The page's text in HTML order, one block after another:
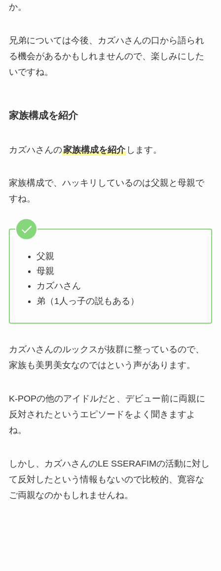
か。
兄弟については今後、カズハさんの口から語られ
る機会があるかもしれませんので、楽しみにした
いですね。
家族構成を紹介
カズハさんの家族構成を紹介します。
家族構成で、ハッキリしているのは父親と母親で
すね。
父親
母親
カズハさん
弟（1人っ子の説もある）
カズハさんのルックスが抜群に整っているので、
家族も美男美女なのではという声があります。
K-POPの他のアイドルだと、デビュー前に両親に
反対されたというエピソードをよく聞きますよ
ね。
しかし、カズハさんのLE SSERAFIMの活動に対し
て反対したという情報もないので比較的、寛容な
ご両親なのかもしれませんね。